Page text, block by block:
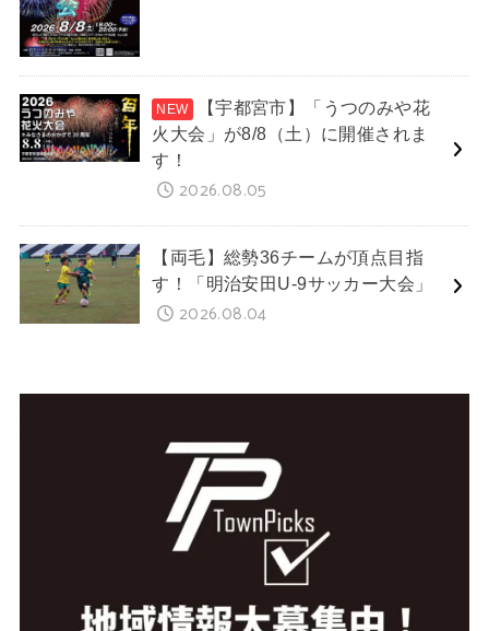
【宇都宮市】「うつのみや花
火大会」が8/8（土）に開催されま
す！
2026.08.05
【両毛】総勢36チームが頂点目指
す！「明治安田U-9サッカー大会」
2026.08.04